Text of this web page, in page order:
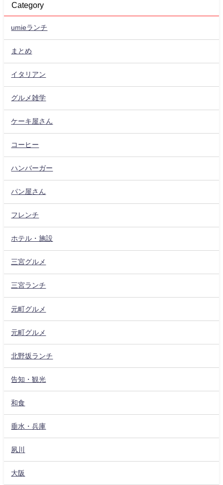
Category
umieランチ
まとめ
イタリアン
グルメ雑学
ケーキ屋さん
コーヒー
ハンバーガー
パン屋さん
フレンチ
ホテル・施設
三宮グルメ
三宮ランチ
元町グルメ
元町グルメ
北野坂ランチ
告知・観光
和食
垂水・兵庫
夙川
大阪